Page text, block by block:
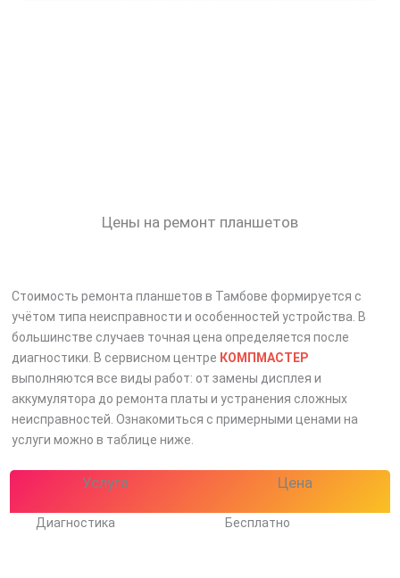
Цены на ремонт планшетов
Стоимость ремонта планшетов в Тамбове формируется с
учётом типа неисправности и особенностей устройства. В
большинстве случаев точная цена определяется после
диагностики. В сервисном центре КОМПМАСТЕР
выполняются все виды работ: от замены дисплея и
аккумулятора до ремонта платы и устранения сложных
неисправностей. Ознакомиться с примерными ценами на
услуги можно в таблице ниже.
Услуга Цена
Диагностика Бесплатно